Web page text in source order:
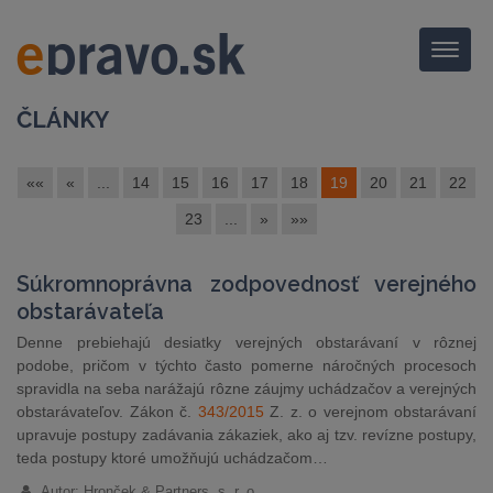
Menu
ČLÁNKY
«« « 14 15 16 17 18 19 20 21 22
23 » »»
Súkromnoprávna zodpovednosť verejného
obstarávateľa
Denne prebiehajú desiatky verejných obstarávaní v rôznej
podobe, pričom v týchto často pomerne náročných procesoch
spravidla na seba narážajú rôzne záujmy uchádzačov a verejných
obstarávateľov. Zákon č. 343/2015 Z. z. o verejnom obstarávaní
upravuje postupy zadávania zákaziek, ako aj tzv. revízne postupy,
teda postupy ktoré umožňujú uchádzačom…